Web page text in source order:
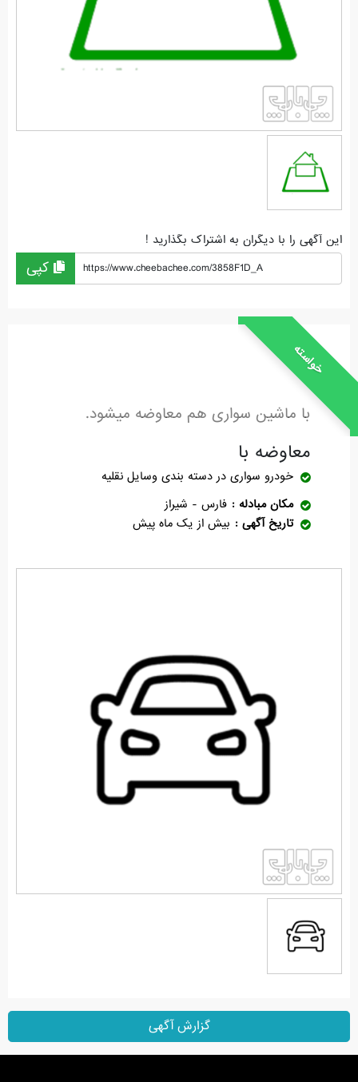
این آگهی را با دیگران به اشتراک بگذارید !
https://www.cheebachee.com/3858F1D_A
خواسته
با ماشین سواری هم معاوضه میشود.
معاوضه با
خودرو سواری در دسته بندی وسایل نقلیه
مکان مبادله
فارس - شیراز
تاریخ آگهی
بیش از یک ماه پیش
گزارش آگهی